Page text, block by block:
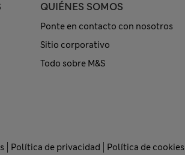
QUIÉNES SOMOS
Ponte en contacto con nosotros
Sitio corporativo
Todo sobre M&S
Política de privacidad Política de cookies